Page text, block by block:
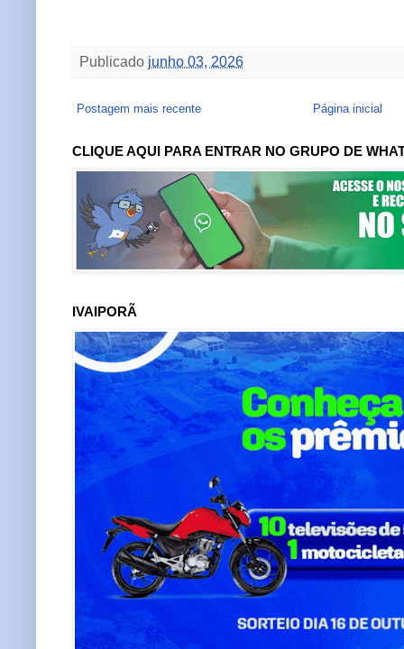
Publicado junho 03, 2026
Postagem mais recente Página inicial
CLIQUE AQUI PARA ENTRAR NO GRUPO DE
IVAIPORÃ